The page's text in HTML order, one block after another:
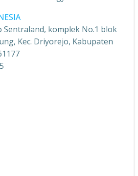
Sentraland, komplek No.1 blok
Kec. Driyorejo, Kabupaten